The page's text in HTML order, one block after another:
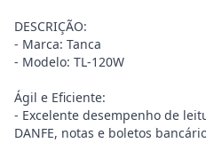
DESCRIÇÃO:
- Marca: Tanca
- Modelo: TL-120W
Ágil e Eficiente:
- Excelente desempenho de
DANFE, notas e boletos